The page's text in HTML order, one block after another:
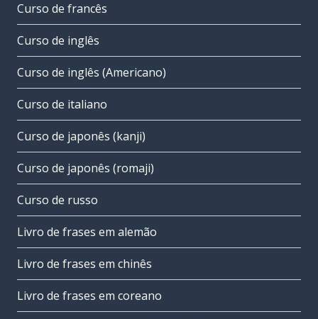
Curso de francês
Curso de inglês
Curso de inglês (Americano)
Curso de italiano
Curso de japonês (kanji)
Curso de japonês (romaji)
Curso de russo
Livro de frases em alemão
Livro de frases em chinês
Livro de frases em coreano